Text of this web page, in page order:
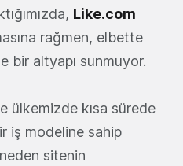
Like.com
rağmen, elbette
bir altyapı sunmuyor.
ülkemizde kısa sürede
iş modeline sahip
sitenin